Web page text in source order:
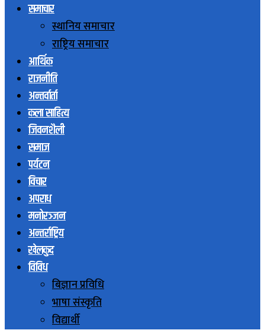
समाचार
स्थानिय समाचार
राष्ट्रिय समाचार
आर्थिक
राजनीति
अन्तर्वार्ता
कला साहित्य
जिवनशैली
समाज
पर्यटन
विचार
अपराध
मनोरञ्जन
अन्तर्राष्ट्रिय
खेलकुद
विविध
बिज्ञान प्रविधि
भाषा संस्कृति
विद्यार्थी